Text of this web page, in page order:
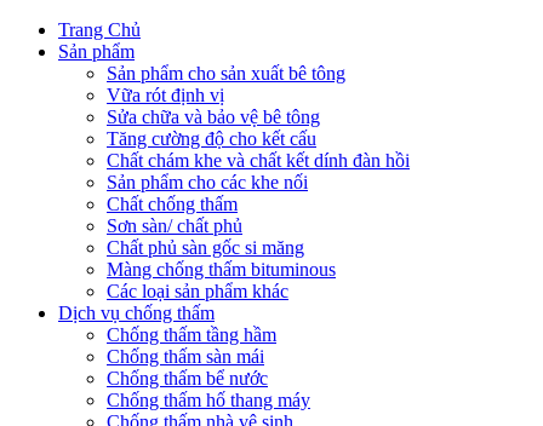
Trang Chủ
Sản phẩm
Sản phẩm cho sản xuất bê tông
Vữa rót định vị
Sửa chữa và bảo vệ bê tông
Tăng cường độ cho kết cấu
Chất chám khe và chất kết dính đàn hồi
Sản phẩm cho các khe nối
Chất chống thấm
Sơn sàn/ chất phủ
Chất phủ sàn gốc si măng
Màng chống thấm bituminous
Các loại sản phẩm khác
Dịch vụ chống thấm
Chống thấm tầng hầm
Chống thấm sàn mái
Chống thấm bể nước
Chống thấm hố thang máy
Chống thấm nhà vệ sinh